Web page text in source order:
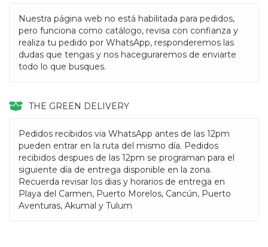
Nuestra página web no está habilitada para pedidos,
pero funciona como catálogo, revisa con confianza y
realiza tu pedido por WhatsApp, responderemos las
dudas que tengas y nos haceguraremos de enviarte
todo lo que busques.
THE GREEN DELIVERY
Pedidos recibidos via WhatsApp antes de las 12pm
pueden entrar en la ruta del mismo día. Pedidos
recibidos despues de las 12pm se programan para el
siguiente día de entrega disponible en la zona.
Recuerda revisar los dias y horarios de entrega en
Playa del Carmen, Puerto Morelos, Cancún, Puerto
Aventuras, Akumal y Tulum